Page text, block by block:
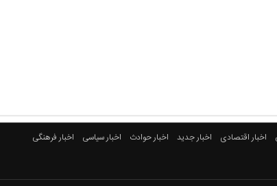
اخبار اقتصادی اخبار جدید اخبار حوادث اخبار سیاسی اخبار فرهنگی